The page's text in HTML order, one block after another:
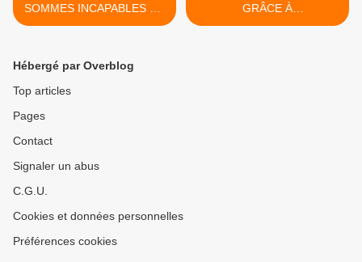
SOMMES INCAPABLES DE
VIVRE ENSEMBLE
GRÂCE À
L'APPAUVRISSEMENT DES
Hébergé par Overblog
Top articles
Pages
Contact
Signaler un abus
C.G.U.
Cookies et données personnelles
Préférences cookies